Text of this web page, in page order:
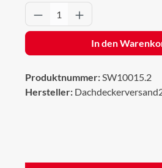
Produkt Anzahl: Gib
In den
Produktnummer:SW10015.2
Hersteller: